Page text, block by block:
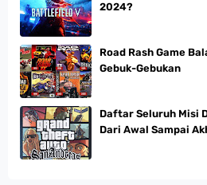
2024?
Road Rash Game
Gebuk-Gebukan
Daftar Seluruh Misi
Dari Awal Sampai